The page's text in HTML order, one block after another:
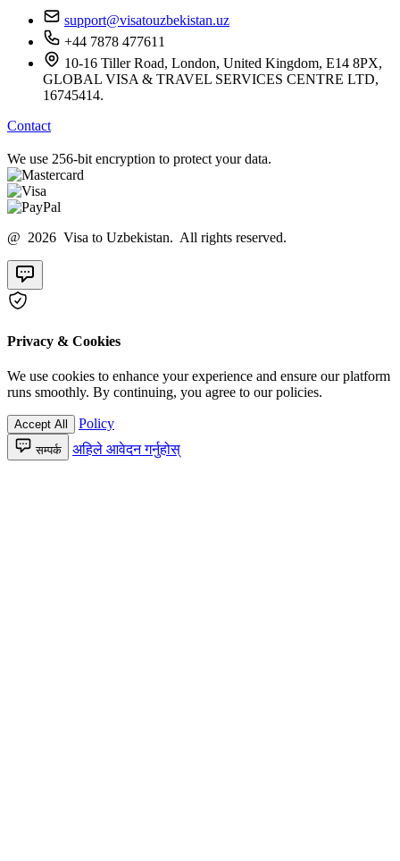
support@visatouzbekistan.uz
+44 7878 477611
10-16 Tiller Road, London, United Kingdom, E14 8PX,
GLOBAL VISA & TRAVEL SERVICES CENTRE LTD,
16745414.
Contact
We use 256-bit encryption to protect your data.
@ 2026 Visa to Uzbekistan. All rights reserved.
Privacy & Cookies
We use cookies to enhance your experience and ensure our platform
runs smoothly. By continuing, you agree to our policies.
Accept All Policy
सम्पर्क अहिले आवेदन गर्नुहोस्